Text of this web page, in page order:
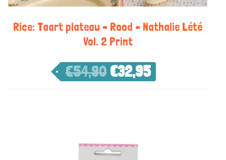
Rice: Taart plateau – Rood – Nathalie Lété
Vol. 2 Print
€54,90 €32,95